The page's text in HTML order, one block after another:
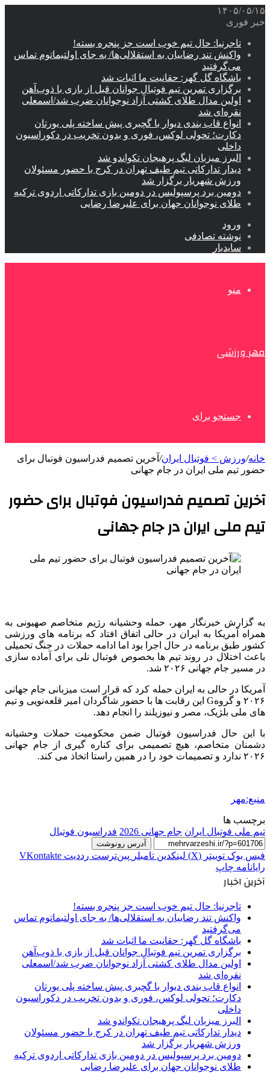
۱۴۰۵/۰۵/۱۵
خبر فوری
تاجرنیا: حال تیم خوب است جز پنجره بسته!
واکنش تند رضاییان به استقلالی‌ها/ به جای اولتیماتوم تماس
می‌گرفتید
باشگاه گل گهر: حقانیت ما اثبات شد
برگزاری تمرین تیم فوتبال جوانان قبل از بازی با ذوب‌آهن
اولین مدال طلای کشتی آزاد نوجوانان ضرب شد/اسمعلی
نقره‌ای شد
انواع قاب بندی دیوار با گچبری پیش ساخته پلی یورتان
دکارت؛ تحولی لوکس، فوری و بدون تخریب در دکوراسیون
داخلی
البرز میزبان لیگ پرهیجان تکواندو شد
دیدار تدارکاتی تیم طیف تهران در کرج با حضور مسئولان
ورزش شهریار برگزار شد
دومین برد پرسپولیس در دومین بازی تدارکاتی اردوی ترکیه
طلای نوجوانان جهان برای علیرضا رضایی
ورود
نوشته تصادفی
سایدبار
منو
مهر ورزشی
جستجو برای
خانه/ورزش > فوتبال ایران/ آخرین تصمیم فدراسیون فوتبال برای
حضور تیم ملی ایران در جام جهانی
آخرین تصمیم فدراسیون فوتبال برای حضور
تیم ملی ایران در جام جهانی
به گزارش خبرنگار مهر، حمله وحشیانه رژیم متخاصم صهیونی به
همراه آمریکا به ایران در حالی اتفاق افتاد که برنامه های ورزشی
کشور طبق برنامه در حال اجرا بود اما ادامه حملات در جنگ تحمیلی
باعث اختلال در روند تیم ها بخصوص فوتبال نلی برای آماده سازی
در مسیر جام جهانی ۲۰۲۶ شد.
آمریکا در حالی به ایران حمله کرد که قرار است میزبانی جام جهانی
۲۰۲۶ و گروهG این رقابت ها با حضور شاگردان امیر قلعه‌نویی و تیم
های ملی بلژیک، مصر و نیوزیلند را انجام دهد.
با این حال فدراسیون فوتبال ضمن محکومیت حملات وحشیانه
دشمنان متخاصم، هیچ تصمیمی برای کناره گیری از جام جهانی
۲۰۲۶ ندارد و تصمیمات خود را در همین راستا اتخاذ می کند.
منبع:مهر
برچسب ها
تیم ملی فوتبال ایران جام جهانی 2026 فدراسیون فوتبال
آدرس رونوشت
فیس بوک توییتر (X) لینکدین ‫تامبلر ‫پین‌ترست ‫رددیت ‫VKontakte
رایانامه چاپ
آخرین اخبار
تاجرنیا: حال تیم خوب است جز پنجره بسته!
واکنش تند رضاییان به استقلالی‌ها/ به جای اولتیماتوم تماس
می‌گرفتید
باشگاه گل گهر: حقانیت ما اثبات شد
برگزاری تمرین تیم فوتبال جوانان قبل از بازی با ذوب‌آهن
اولین مدال طلای کشتی آزاد نوجوانان ضرب شد/اسمعلی
نقره‌ای شد
انواع قاب بندی دیوار با گچبری پیش ساخته پلی یورتان
دکارت؛ تحولی لوکس، فوری و بدون تخریب در دکوراسیون
داخلی
البرز میزبان لیگ پرهیجان تکواندو شد
دیدار تدارکاتی تیم طیف تهران در کرج با حضور مسئولان
ورزش شهریار برگزار شد
دومین برد پرسپولیس در دومین بازی تدارکاتی اردوی ترکیه
طلای نوجوانان جهان برای علیرضا رضایی